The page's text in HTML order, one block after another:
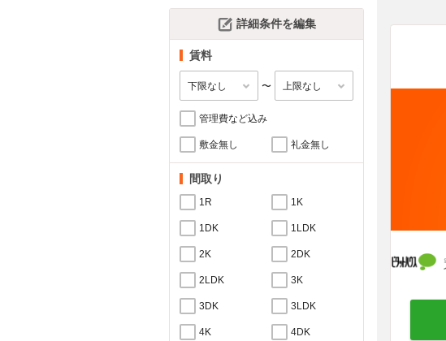
詳細条件を編集
賃料
〜
管理費など込み
敷金無し 礼金無し
間取り
1R 1K
1DK 1LDK
2K 2DK
2LDK 3K
3DK 3LDK
4K 4DK